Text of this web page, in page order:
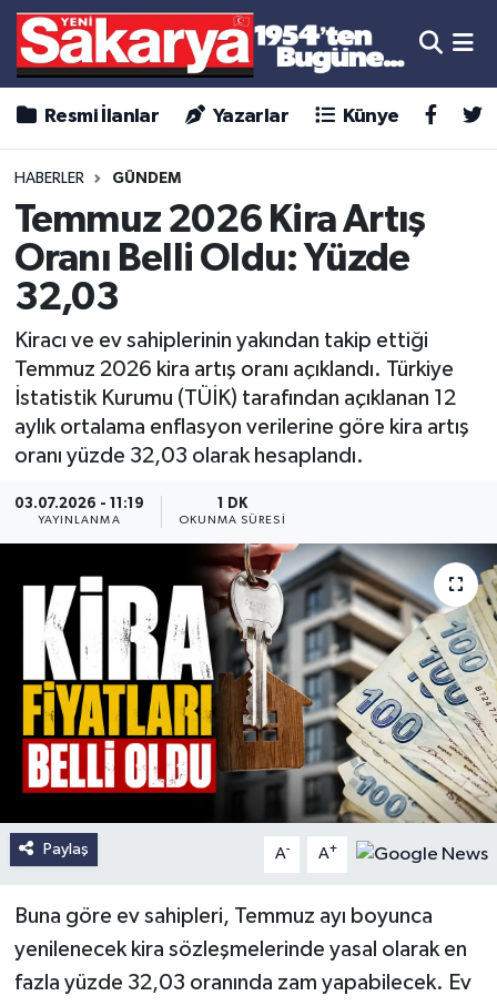
Resmi İlanlar Yazarlar Künye
HABERLER GÜNDEM
Temmuz 2026 Kira Artış
Oranı Belli Oldu: Yüzde
32,03
Kiracı ve ev sahiplerinin yakından takip ettiği
Temmuz 2026 kira artış oranı açıklandı. Türkiye
İstatistik Kurumu (TÜİK) tarafından açıklanan 12
aylık ortalama enflasyon verilerine göre kira artış
oranı yüzde 32,03 olarak hesaplandı.
03.07.2026 - 11:19
YAYINLANMA
1 DK
OKUNMA SÜRESI
Paylaş A- A+
Buna göre ev sahipleri, Temmuz ayı boyunca
yenilenecek kira sözleşmelerinde yasal olarak en
fazla yüzde 32,03 oranında zam yapabilecek. Ev